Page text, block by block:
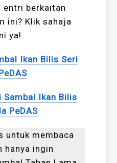
entri berkaitan
ini? Klik sahaja
ya!
Ikan Bilis Seri
Sambal Ikan Bilis
PeDAS
untuk membaca
hanya ingin